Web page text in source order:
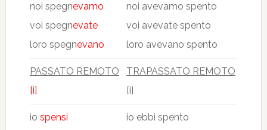
noi spegnevamo
voi spegnevate
loro spegnevano
noi avevamo spento
voi avevate spento
loro avevano spento
PASSATO REMOTO
[i]
TRAPASSATO REMOTO
[i]
io spensi
io ebbi spento